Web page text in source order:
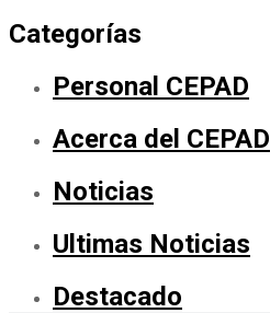
Categorías
Personal CEPAD
Acerca del CEPAD
Noticias
Ultimas Noticias
Destacado